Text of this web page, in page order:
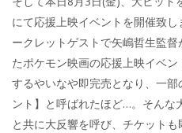
にて応援上映イベントを開催致
ークレットゲストで矢嶋哲生監
たポケモン映画の応援上映イベ
するやいなや即完売となり、一
ント】と呼ばれたほど…。そんな
と共に大反響を呼び、チケット